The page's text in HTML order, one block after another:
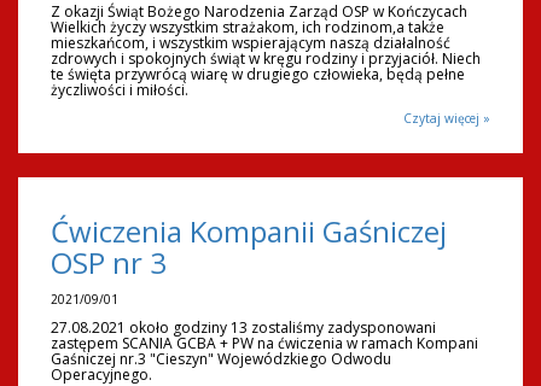
Z okazji Świąt Bożego Narodzenia Zarząd OSP w Kończycach
Wielkich życzy wszystkim strażakom, ich rodzinom,a także
mieszkańcom, i wszystkim wspierającym naszą działalność
zdrowych i spokojnych świąt w kręgu rodziny i przyjaciół. Niech
te święta przywrócą wiarę w drugiego człowieka, będą pełne
życzliwości i miłości.
Czytaj więcej »
Ćwiczenia Kompanii Gaśniczej
OSP nr 3
2021/09/01
27.08.2021 około godziny 13 zostaliśmy zadysponowani
zastępem SCANIA GCBA + PW na ćwiczenia w ramach Kompani
Gaśniczej nr.3 "Cieszyn" Wojewódzkiego Odwodu
Operacyjnego.